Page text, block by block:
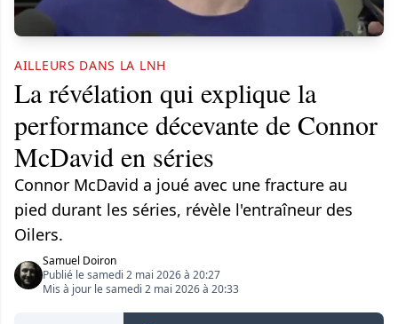
AILLEURS DANS LA LNH
La révélation qui explique la
performance décevante de Connor
McDavid en séries
Connor McDavid a joué avec une fracture au
pied durant les séries, révèle l'entraîneur des
Oilers.
Samuel Doiron
Publié le samedi 2 mai 2026 à 20:27
Mis à jour le samedi 2 mai 2026 à 20:33